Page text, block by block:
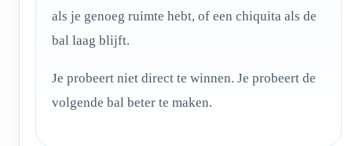
als je genoeg ruimte hebt, of een chiquita als de
bal laag blijft.
Je probeert niet direct te winnen. Je probeert de
volgende bal beter te maken.